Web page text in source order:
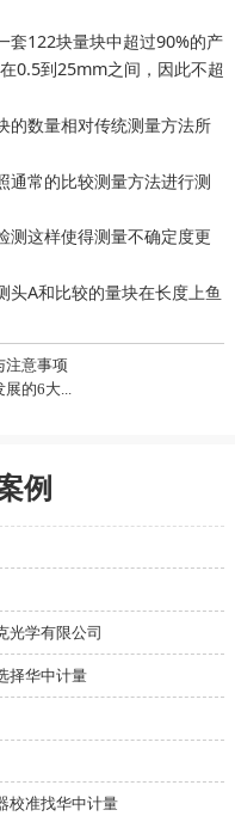
套122块量块中超过90%的产
0.5到25mm之间，因此不超
的数量相对传统测量方法所
通常的比较测量方法进行测
测这样使得测量不确定度更
头A和比较的量块在长度上鱼
注意事项
展的6大...
例
光学有限公司
择华中计量
校准找华中计量